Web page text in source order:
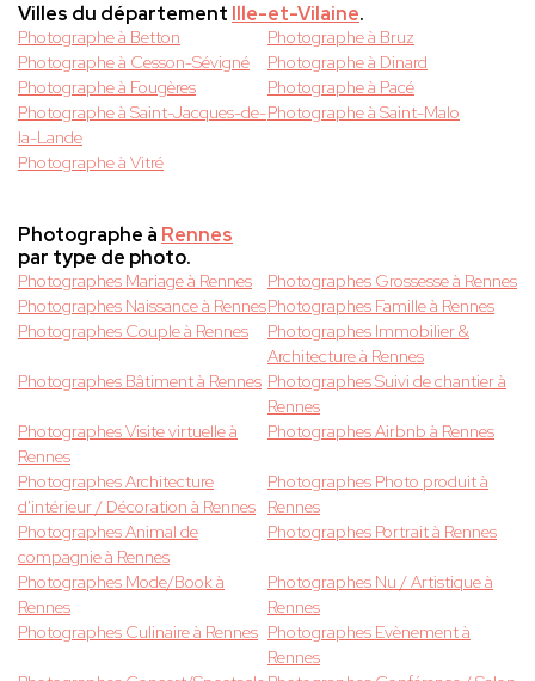
Villes du département Ille-et-Vilaine.
Photographe à Betton
Photographe à Bruz
Photographe à Cesson-Sévigné
Photographe à Dinard
Photographe à Fougères
Photographe à Pacé
Photographe à Saint-Jacques-de-
la-Lande
Photographe à Saint-Malo
Photographe à Vitré
Photographe à Rennes
par type de photo.
Photographes Mariage à Rennes
Photographes Grossesse à Rennes
Photographes Naissance à RennesPhotographes Famille à Rennes
Photographes Couple à Rennes
Photographes Immobilier &
Architecture à Rennes
Photographes Bâtiment à Rennes Photographes Suivi de chantier à
Rennes
Photographes Visite virtuelle à
Rennes
Photographes Airbnb à Rennes
Photographes Architecture
d'intérieur / Décoration à Rennes
Photographes Photo produit à
Rennes
Photographes Animal de
compagnie à Rennes
Photographes Portrait à Rennes
Photographes Mode/Book à
Rennes
Photographes Nu / Artistique à
Rennes
Photographes Culinaire à Rennes Photographes Evènement à
Rennes